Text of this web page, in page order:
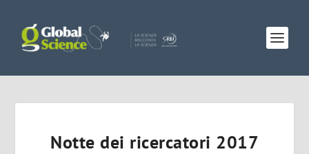
Notte dei ricercatori 2017